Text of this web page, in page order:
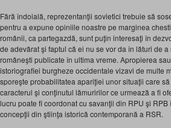
Fără îndoială, reprezentanţii sovietici trebuie să
pentru a expune opiniile noastre pe marginea
românii, ca partegazdă, sunt puţin interesaţi în
de adevărat şi faptul că ei nu se vor da în lături de
româneşti publicate în ultima vreme. Apropierea
istoriografiei burgheze occidentale vizavi de multe
sporeşte probabilitatea apariţiei unor situaţii care
caracterul şi conţinutul lămuririlor ce urmează a fi
lucru poate fi coordonat cu savanţii din RPU şi
concepţii din ştiinţa istorică contemporană a RSR.